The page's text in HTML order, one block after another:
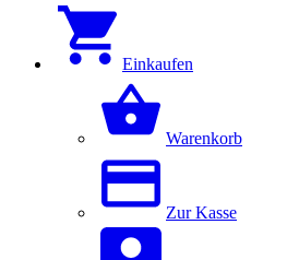
Einkaufen
Warenkorb
Zur Kasse